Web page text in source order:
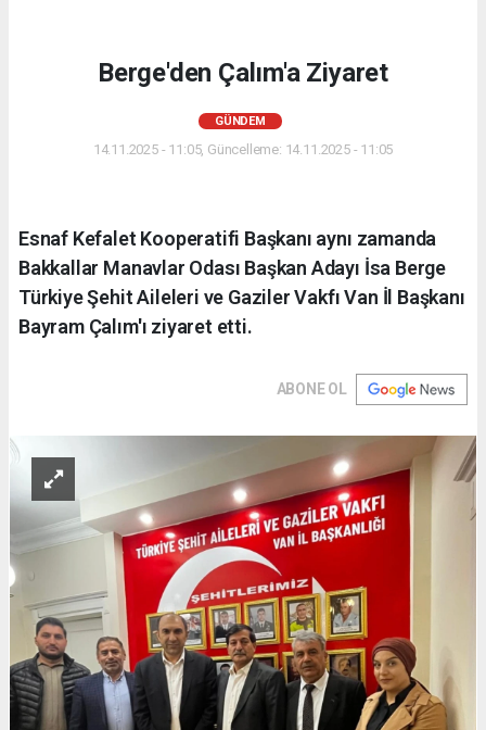
Berge'den Çalım'a Ziyaret
GÜNDEM
14.11.2025 - 11:05, Güncelleme: 14.11.2025 - 11:05
Esnaf Kefalet Kooperatifi Başkanı aynı zamanda
Bakkallar Manavlar Odası Başkan Adayı İsa Berge
Türkiye Şehit Aileleri ve Gaziler Vakfı Van İl Başkanı
Bayram Çalım'ı ziyaret etti.
ABONE OL